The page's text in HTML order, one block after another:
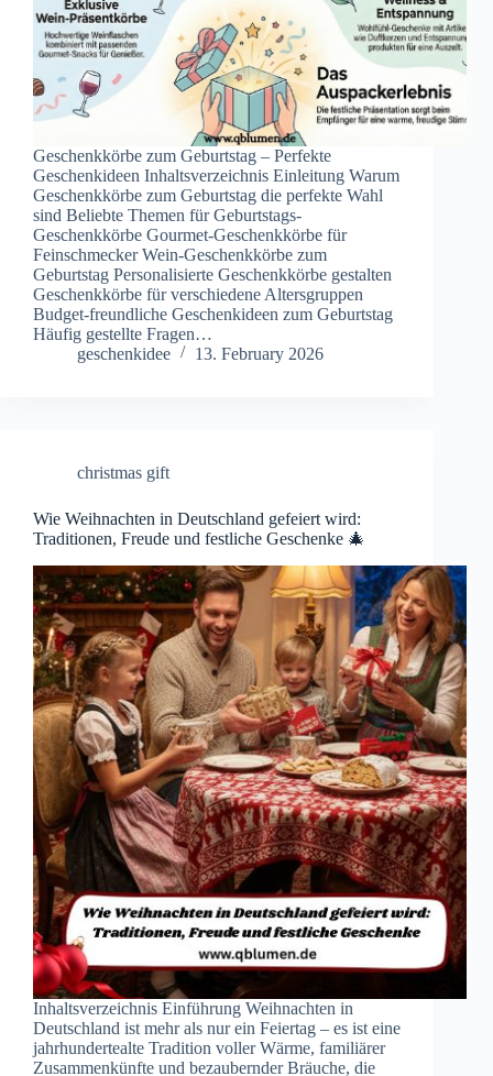
Geschenkkörbe zum Geburtstag – Perfekte
Geschenkideen Inhaltsverzeichnis Einleitung Warum
Geschenkkörbe zum Geburtstag die perfekte Wahl
sind Beliebte Themen für Geburtstags-
Geschenkkörbe Gourmet-Geschenkkörbe für
Feinschmecker Wein-Geschenkkörbe zum
Geburtstag Personalisierte Geschenkkörbe gestalten
Geschenkkörbe für verschiedene Altersgruppen
Budget-freundliche Geschenkideen zum Geburtstag
Häufig gestellte Fragen…
geschenkidee
13. February 2026
christmas gift
Wie Weihnachten in Deutschland gefeiert wird:
Traditionen, Freude und festliche Geschenke 🎄
Inhaltsverzeichnis Einführung Weihnachten in
Deutschland ist mehr als nur ein Feiertag – es ist eine
jahrhundertealte Tradition voller Wärme, familiärer
Zusammenkünfte und bezaubernder Bräuche, die